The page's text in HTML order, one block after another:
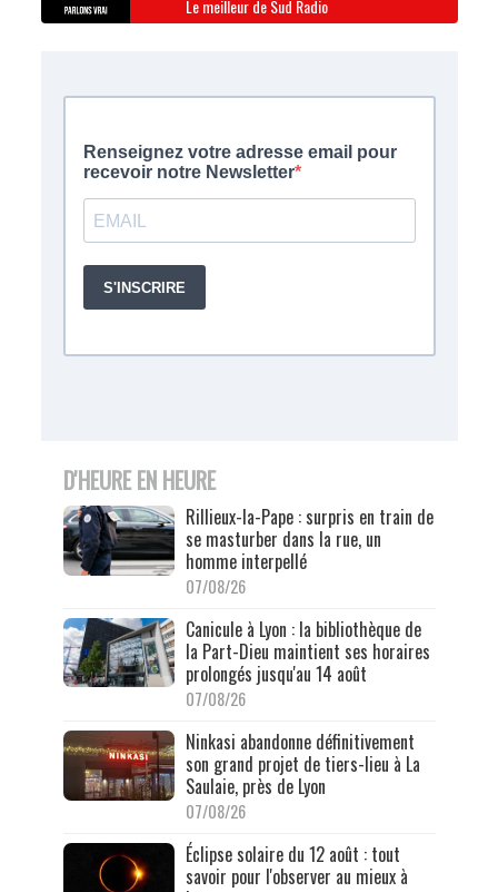
Le meilleur de Sud Radio
D'HEURE EN HEURE
Rillieux-la-Pape : surpris en train de
se masturber dans la rue, un
homme interpellé
07/08/26
Canicule à Lyon : la bibliothèque de
la Part-Dieu maintient ses horaires
prolongés jusqu'au 14 août
07/08/26
Ninkasi abandonne définitivement
son grand projet de tiers-lieu à La
Saulaie, près de Lyon
07/08/26
Éclipse solaire du 12 août : tout
savoir pour l'observer au mieux à